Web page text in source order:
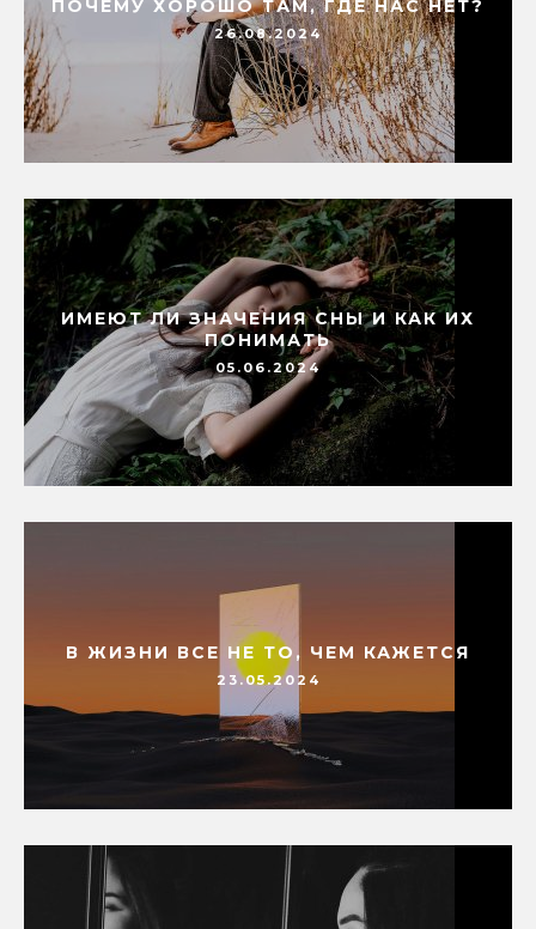
ПОЧЕМУ ХОРОШО ТАМ, ГДЕ НАС НЕТ?
26.08.2024
ИМЕЮТ ЛИ ЗНАЧЕНИЯ СНЫ И КАК ИХ
ПОНИМАТЬ
05.06.2024
В ЖИЗНИ ВСЕ НЕ ТО, ЧЕМ КАЖЕТСЯ
23.05.2024